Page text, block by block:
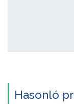
Hasonló